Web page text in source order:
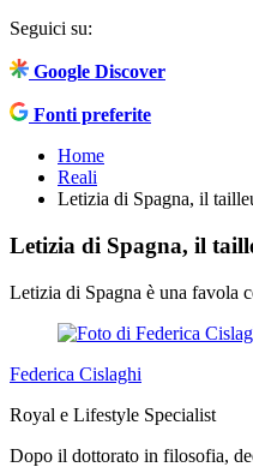
Seguici su:
Google Discover
Fonti preferite
Home
Reali
Letizia di Spagna, il
Letizia di Spagna, il
Letizia di Spagna è una favola
Federica Cislaghi
Royal e Lifestyle Specialist
Dopo il dottorato in filosofia,